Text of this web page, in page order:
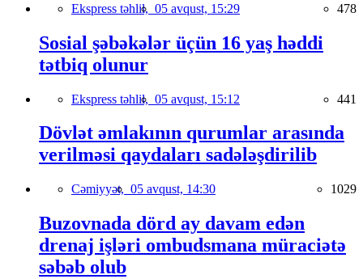
Ekspress təhlil, 05 avqust, 15:29 478
Sosial şəbəkələr üçün 16 yaş həddi
tətbiq olunur
Ekspress təhlil, 05 avqust, 15:12 441
Dövlət əmlakının qurumlar arasında
verilməsi qaydaları sadələşdirilib
Cəmiyyət, 05 avqust, 14:30 1029
Buzovnada dörd ay davam edən
drenaj işləri ombudsmana müraciətə
səbəb olub